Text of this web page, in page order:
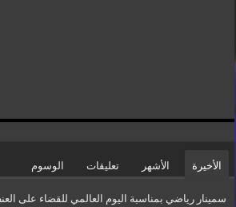
الأخيرة الأشهر تعليقات الوسوم
سمينار رياضي بمناسبة اليوم العالمي للقضاء على